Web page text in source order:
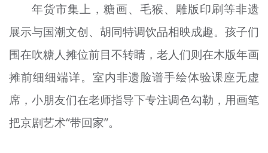
年货市集上，糖画、毛猴、雕版印刷等非遗
展示与国潮文创、胡同特调饮品相映成趣。孩子们
围在吹糖人摊位前目不转睛，老人们则在木版年画
摊前细细端详。室内非遗脸谱手绘体验课座无虚
席，小朋友们在老师指导下专注调色勾勒，用画笔
把京剧艺术“带回家”。